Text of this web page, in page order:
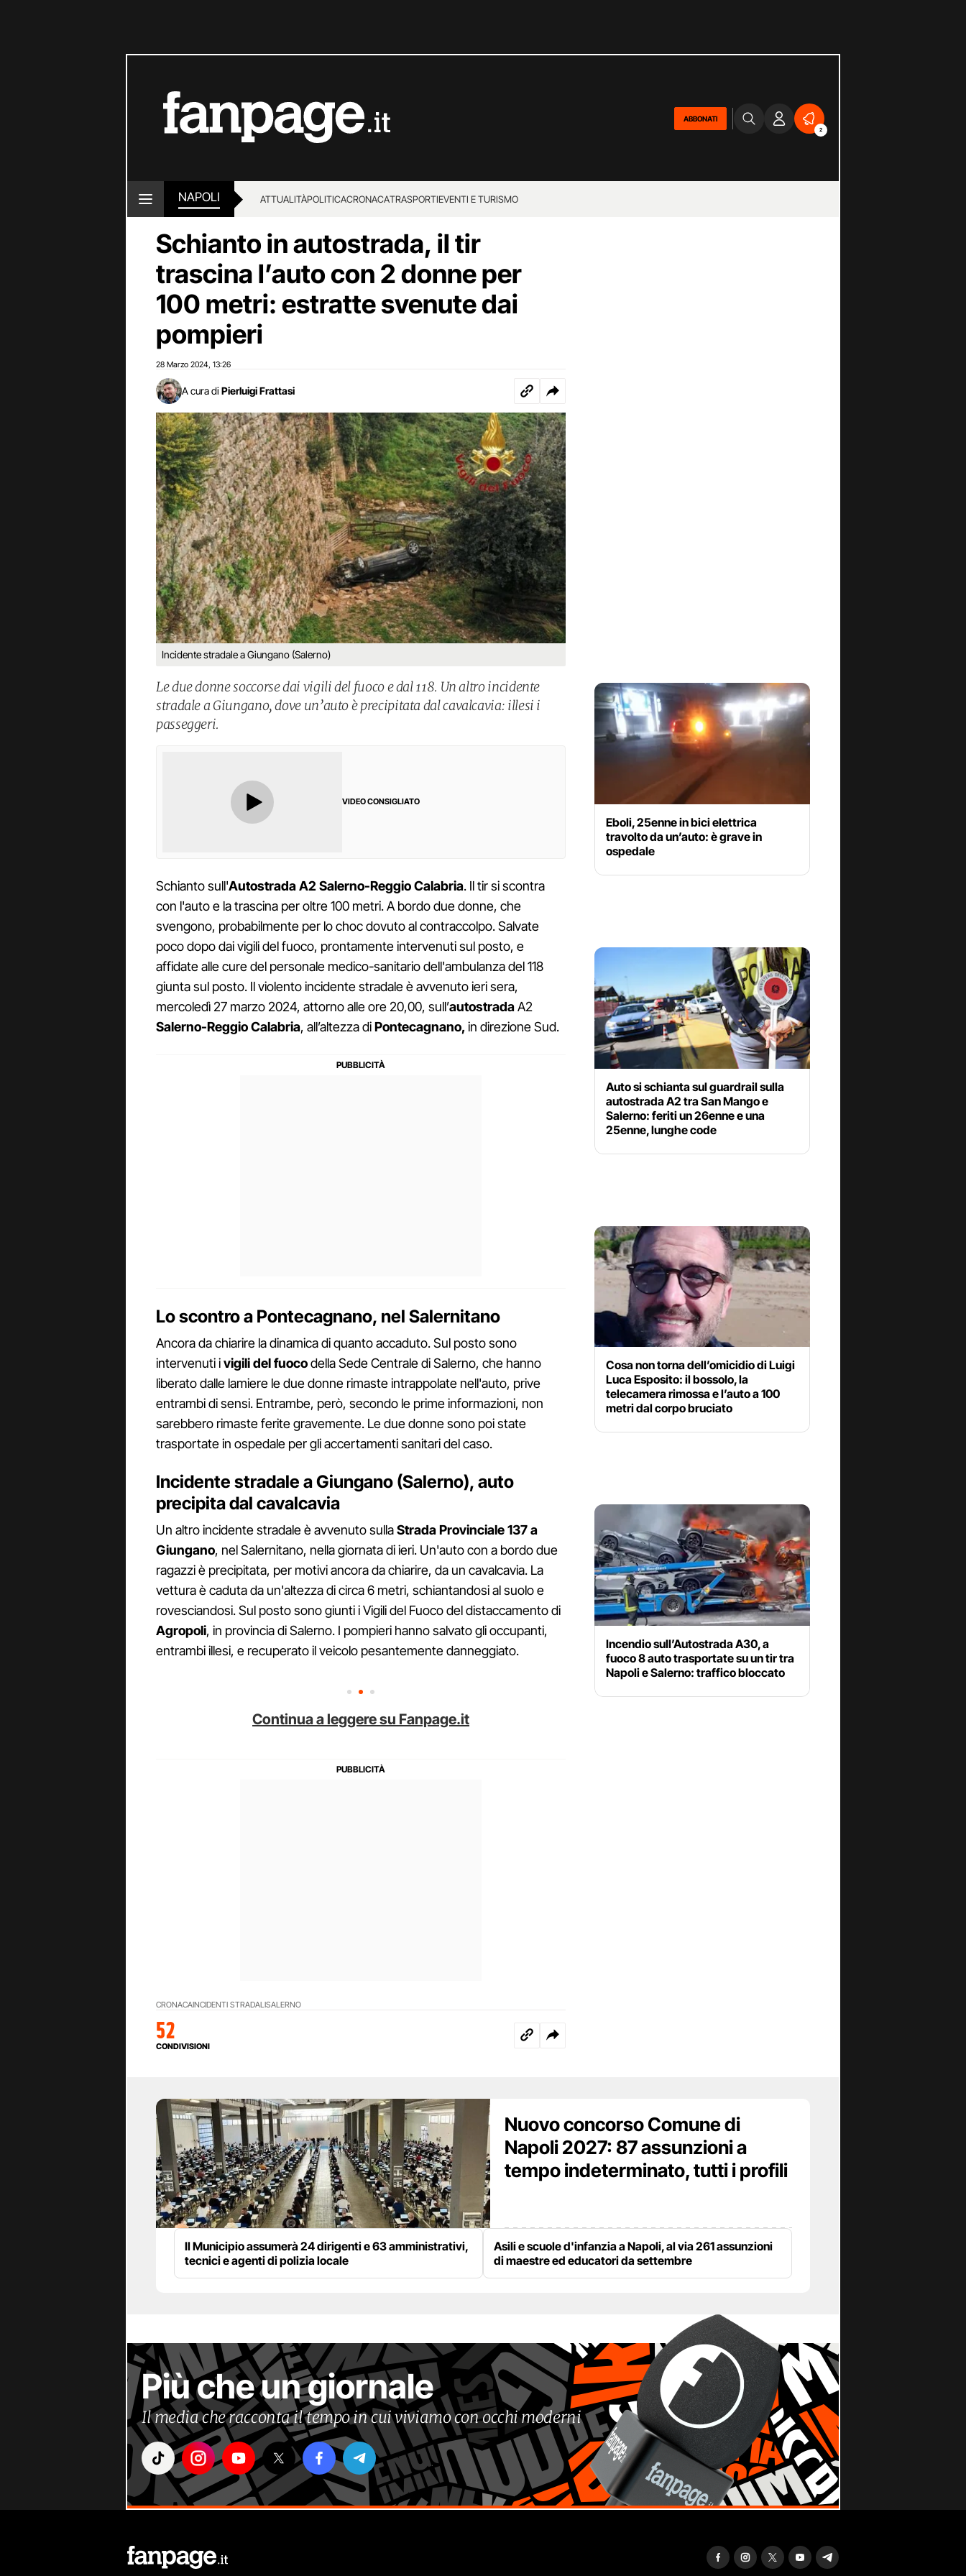
ABBONATI
2
NAPOLI ATTUALITÀPOLITICACRONACATRASPORTIEVENTI E TURISMO
Schianto in autostrada, il tir
trascina l’auto con 2 donne per
100 metri: estratte svenute dai
pompieri
28 Marzo 2024 13:26
A cura di Pierluigi Frattasi
Incidente stradale a Giungano (Salerno)
Le due donne soccorse dai vigili del fuoco e dal 118. Un altro incidente
stradale a Giungano, dove un’auto è precipitata dal cavalcavia: illesi i
passeggeri.
VIDEO CONSIGLIATO
Schianto sull'Autostrada A2 Salerno-Reggio Calabria. Il tir si scontra
con l'auto e la trascina per oltre 100 metri. A bordo due donne, che
svengono, probabilmente per lo choc dovuto al contraccolpo. Salvate
poco dopo dai vigili del fuoco, prontamente intervenuti sul posto, e
affidate alle cure del personale medico-sanitario dell'ambulanza del 118
giunta sul posto. Il violento incidente stradale è avvenuto ieri sera,
mercoledì 27 marzo 2024, attorno alle ore 20,00, sull’autostradaA2
Salerno-Reggio Calabria, all’altezza diPontecagnano, in direzione Sud.
Lo scontro a Pontecagnano, nel Salernitano
Ancora da chiarire la dinamica di quanto accaduto. Sul posto sono
intervenuti ivigili del fuocodella Sede Centrale di Salerno, che hanno
liberato dalle lamiere le due donne rimaste intrappolate nell'auto, prive
entrambi di sensi. Entrambe, però, secondo le prime informazioni, non
sarebbero rimaste ferite gravemente. Le due donne sono poi state
trasportate in ospedale per gli accertamenti sanitari del caso.
Incidente stradale a Giungano (Salerno), auto
precipita dal cavalcavia
Un altro incidente stradale è avvenuto sullaStrada Provinciale 137 a
Giungano, nel Salernitano, nella giornata di ieri. Un'auto con a bordo due
ragazzi è precipitata, per motivi ancora da chiarire, da un cavalcavia. La
vettura è caduta da un'altezza di circa 6 metri, schiantandosi al suolo e
rovesciandosi. Sul posto sono giunti i Vigili del Fuoco del distaccamento di
Agropoli, in provincia di Salerno. I pompieri hanno salvato gli occupanti,
entrambi illesi, e recuperato il veicolo pesantemente danneggiato.
Continua a leggere su Fanpage.it
CRONACAINCIDENTI STRADALISALERNO
52
CONDIVISIONI
Eboli, 25enne in bici elettrica
travolto da un’auto: è grave in
ospedale
Auto si schianta sul guardrail sulla
autostrada A2 tra San Mango e
Salerno: feriti un 26enne e una
25enne, lunghe code
Cosa non torna dell’omicidio di Luigi
Luca Esposito: il bossolo, la
telecamera rimossa e l’auto a 100
metri dal corpo bruciato
Incendio sull’Autostrada A30, a
fuoco 8 auto trasportate su un tir tra
Napoli e Salerno: traffico bloccato
Nuovo concorso Comune di
Napoli 2027: 87 assunzioni a
tempo indeterminato, tutti i profili
Il Municipio assumerà 24 dirigenti e 63 amministrativi,
tecnici e agenti di polizia locale
Asili e scuole d'infanzia a Napoli, al via 261 assunzioni
di maestre ed educatori da settembre
Più che un giornale
Il media che racconta il tempo in cui viviamo con occhi moderni